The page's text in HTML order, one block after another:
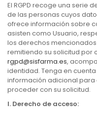
El RGPD recoge una serie
de las personas cuyos
ofrece información sobre
asisten como Usuario,
los derechos
remitiendo su solicitud por
rgpd@sisfarma.es,
identidad. Tenga en
información adicional
proceder con su solicitud.
I. Derecho de acceso: